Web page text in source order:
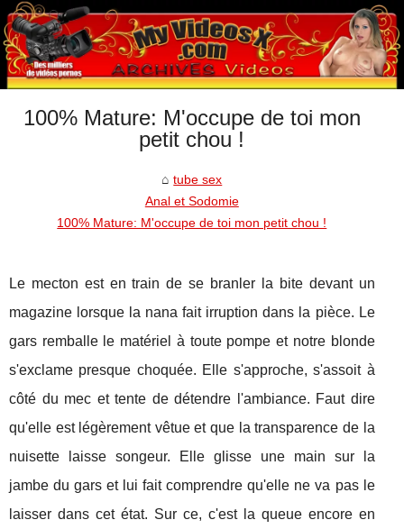
100% Mature: M'occupe de toi mon
petit chou !
tube sex
Anal et Sodomie
100% Mature: M'occupe de toi mon petit chou !
Le mecton est en train de se branler la bite devant un
magazine lorsque la nana fait irruption dans la pièce. Le
gars remballe le matériel à toute pompe et notre blonde
s'exclame presque choquée. Elle s'approche, s'assoit à
côté du mec et tente de détendre l'ambiance. Faut dire
qu'elle est légèrement vêtue et que la transparence de la
nuisette laisse songeur. Elle glisse une main sur la
jambe du gars et lui fait comprendre qu'elle ne va pas le
laisser dans cet état. Sur ce, c'est la queue encore en